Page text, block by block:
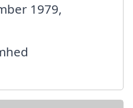
1979,